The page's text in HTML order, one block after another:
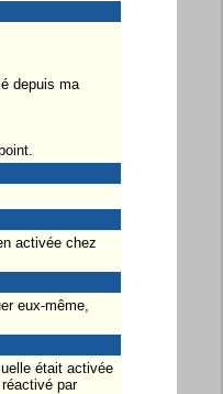
depuis ma
activée chez
eux-même,
était activée
par